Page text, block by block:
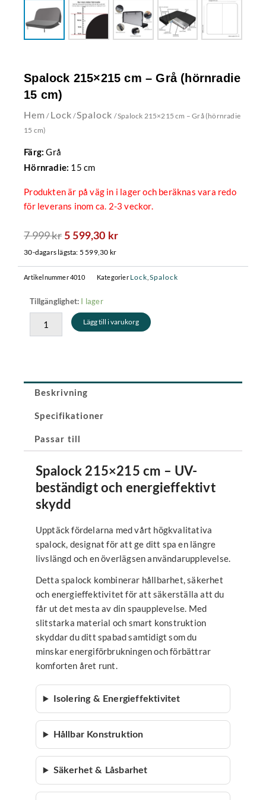
Spalock 215×215 cm – Grå (hörnradie
15 cm)
Hem / Lock /Spalock / Spalock 215×215 cm – Grå (hörnradie
15 cm)
Färg: Grå
Hörnradie: 15 cm
Produkten är på väg in i lager och beräknas vara redo
för leverans inom ca. 2-3 veckor.
7 999kr Det
ursprungliga
var:
999 kr.
5 599,30 krDet
är:
30-dagars lägsta: 5 599,30 kr
Artikelnummer4010 Kategorier Lock ,Spalock
Tillgänglighet: I lager
Spalock
215x215
-
cm)
mängd
Lägg till i varukorg
Beskrivning
Specifikationer
Passar till
Spalock 215×215 cm – UV-
beständigt och energieffektivt
skydd
Upptäck fördelarna med vårt högkvalitativa
spalock, designat för att ge ditt spa en längre
livslängd och en överlägsen användarupplevelse.
Detta spalock kombinerar hållbarhet, säkerhet
och energieffektivitet för att säkerställa att du
får ut det mesta av din spaupplevelse. Med
slitstarka material och smart konstruktion
skyddar du ditt spabad samtidigt som du
minskar energiförbrukningen och förbättrar
komforten året runt.
Isolering & Energieffektivitet
Hållbar Konstruktion
Säkerhet & Låsbarhet